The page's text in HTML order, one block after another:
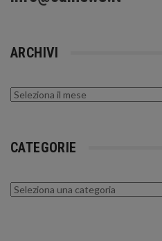
ARCHIVI
Archivi
CATEGORIE
Categorie